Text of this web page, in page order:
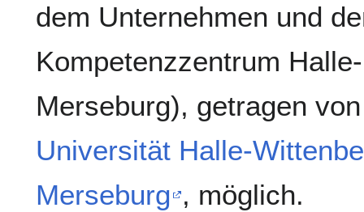
dem Unternehmen und
Kompetenzzentrum
Merseburg), getragen
Universität Halle-
Merseburg , möglich.